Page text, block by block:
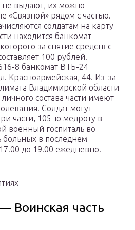
не выдают, их можно
«Связной» рядом с частью.
солдатам на карту
находится банкомат
за снятие средств с
100 рублей.
8 банкомат ВТБ-24
Красноармейская, 44. Из-за
Владимирской области
состава части имеют
Солдат могут
части, 105-ю медроту в
военный госпиталь во
в последнем
до 19.00 ежедневно.
Воинская часть